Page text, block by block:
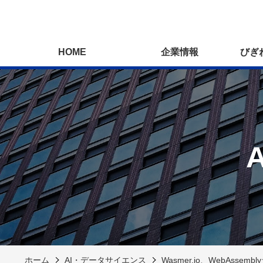
HOME 企業情報 びぎ
ホーム AI・データサイエンス Wasmer.io、